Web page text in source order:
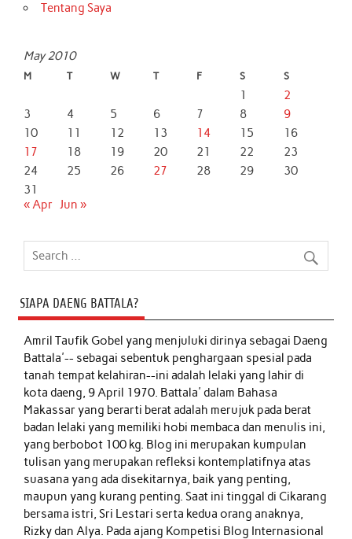
Tentang Saya
May 2010
M T W T F S S
1
2
3
4 5 6 7 8
9
10
11 12 13 14 15
16
17
18 19 20 21 22
23
24
25 26 27 28 29
30
31
« Apr Jun »
SIAPA DAENG BATTALA?
Amril Taufik Gobelyang menjuluki dirinya sebagai Daeng
Battala'-- sebagai sebentuk penghargaan spesial pada
tanah tempat kelahiran--ini adalah lelaki yang lahir di
kota daeng, 9 April 1970. Battala' dalam Bahasa
Makassar yang berarti berat adalah merujuk pada berat
badan lelaki yang memiliki hobi membaca dan menulis ini,
yang berbobot 100 kg. Blog ini merupakan kumpulan
tulisan yang merupakan refleksi kontemplatifnya atas
suasana yang ada disekitarnya, baik yang penting,
maupun yang kurang penting. Saat ini tinggal di Cikarang
bersama istri, Sri Lestari serta kedua orang anaknya,
Rizky dan Alya. Pada ajang Kompetisi Blog Internasional